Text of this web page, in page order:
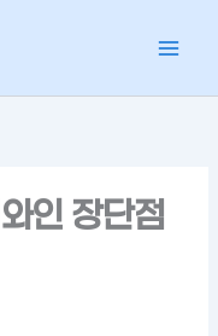
인 장단점